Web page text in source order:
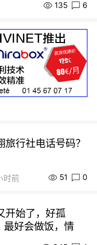
135 6
行社电话号码？
时前 51 0
开始了，好孤
好会做饭，情